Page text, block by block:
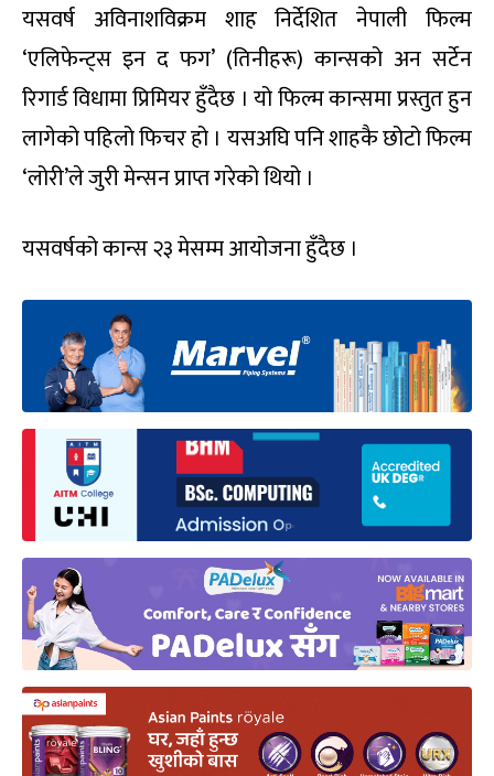
यसवर्ष अविनाशविक्रम शाह निर्देशित नेपाली फिल्म
‘एलिफेन्ट्स इन द फग’ (तिनीहरू) कान्सको अन सर्टेन
रिगार्ड विधामा प्रिमियर हुँदैछ । यो फिल्म कान्समा प्रस्तुत हुन
लागेको पहिलो फिचर हो । यसअघि पनि शाहकै छोटो फिल्म
‘लोरी’ले जुरी मेन्सन प्राप्त गरेको थियो ।
यसवर्षको कान्स २३ मेसम्म आयोजना हुँदैछ ।